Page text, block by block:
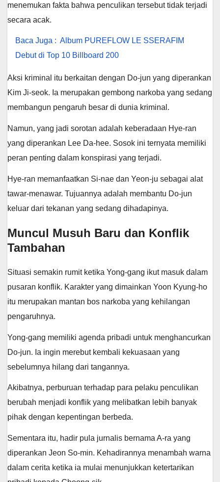
menemukan fakta bahwa penculikan tersebut tidak terjadi
secara acak.
Baca Juga : Album PUREFLOW LE SSERAFIM
Debut di Top 10 Billboard 200
Aksi kriminal itu berkaitan dengan Do-jun yang diperankan
Kim Ji-seok. Ia merupakan gembong narkoba yang sedang
membangun pengaruh besar di dunia kriminal.
Namun, yang jadi sorotan adalah keberadaan Hye-ran
yang diperankan Lee Da-hee. Sosok ini ternyata memiliki
peran penting dalam konspirasi yang terjadi.
Hye-ran memanfaatkan Si-nae dan Yeon-ju sebagai alat
tawar-menawar. Tujuannya adalah membantu Do-jun
keluar dari tekanan yang sedang dihadapinya.
Muncul Musuh Baru dan Konflik
Tambahan
Situasi semakin rumit ketika Yong-gang ikut masuk dalam
pusaran konflik. Karakter yang dimainkan Yoon Kyung-ho
itu merupakan mantan bos narkoba yang kehilangan
pengaruhnya.
Yong-gang memiliki agenda pribadi untuk menghancurkan
Do-jun. Ia ingin merebut kembali kekuasaan yang
sebelumnya hilang dari tangannya.
Akibatnya, perburuan terhadap para pelaku penculikan
berubah menjadi konflik yang melibatkan lebih banyak
pihak dengan kepentingan berbeda.
Sementara itu, hadir pula jurnalis bernama A-ra yang
diperankan Jeon So-min. Kehadirannya menambah warna
dalam cerita ketika ia mulai menunjukkan ketertarikan